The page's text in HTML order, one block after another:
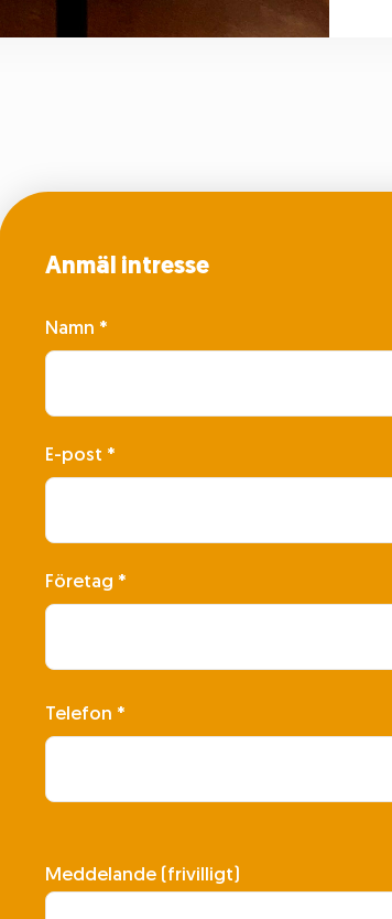
Anmäl intresse
Namn *
E-post *
Företag *
Telefon *
Meddelande (frivilligt)